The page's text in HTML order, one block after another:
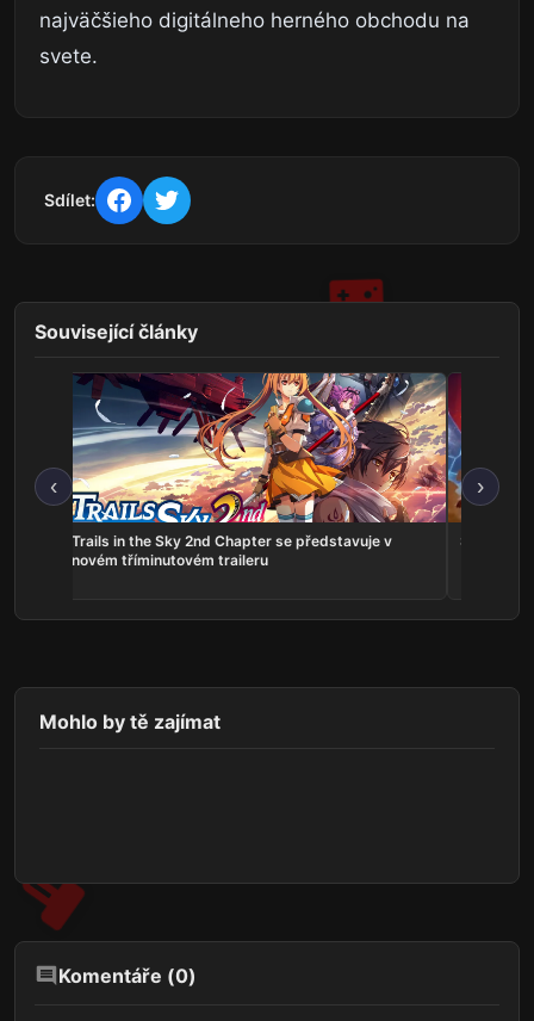
najväčšieho digitálneho herného obchodu na
svete.
Sdílet:
Související články
‹
Trails in the Sky 2nd Chapter se představuje v
novém tříminutovém traileru
Serious
›
Mohlo by tě zajímat
Komentáře (0)